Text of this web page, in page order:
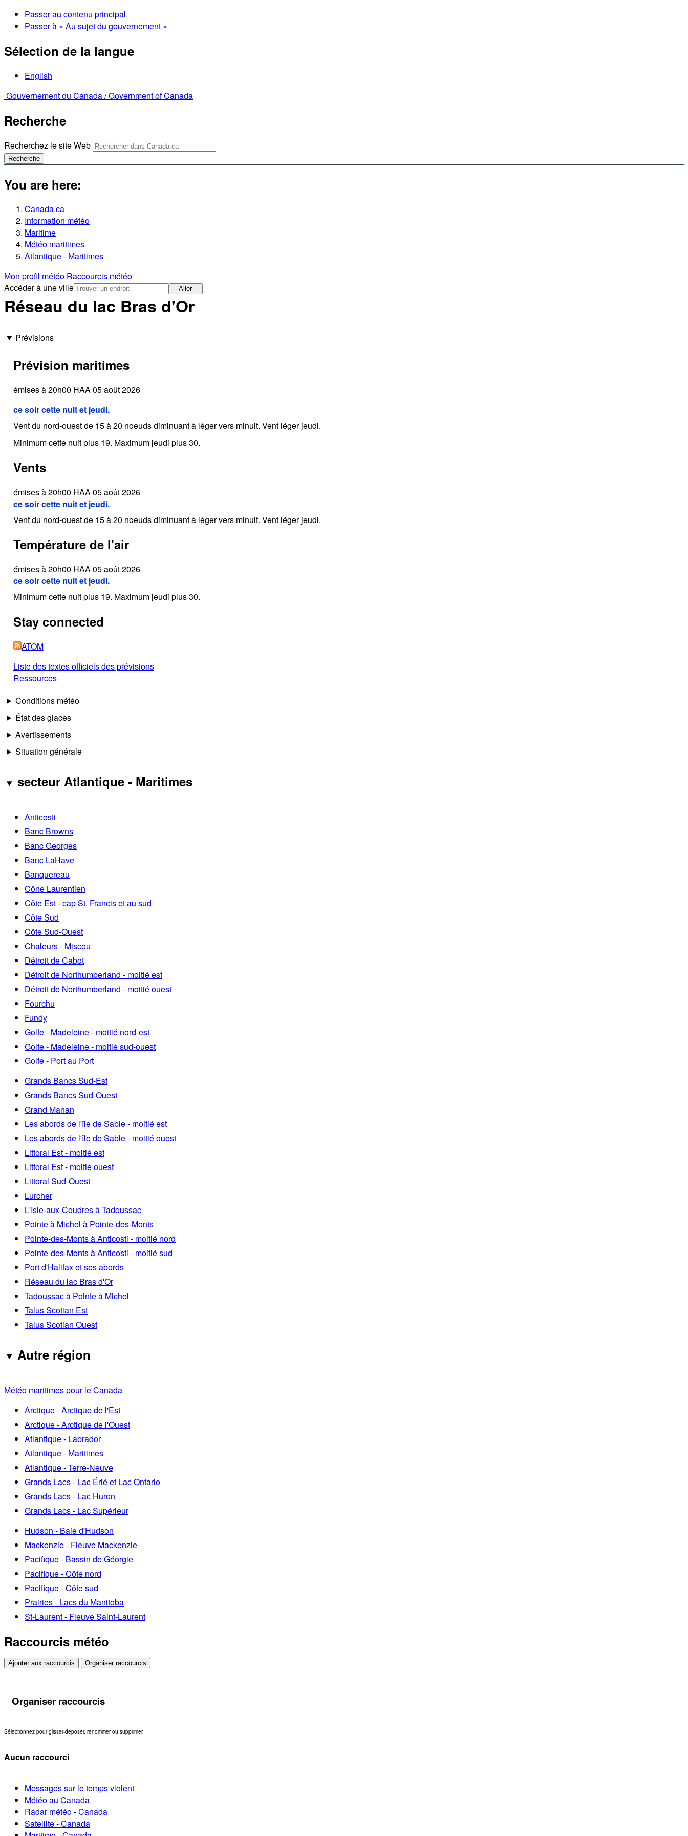
Passer au contenu principal
Passer à « Au sujet du gouvernement »
Sélection de la langue
English
Gouvernement du Canada /Government of Canada
Recherche
Recherchez le site Web
Recherche
You are here:
Canada.ca
Information météo
Maritime
Météo maritimes
Atlantique - Maritimes
Mon profil météo Raccourcis météo
Accéder à une ville
Aller
Réseau du lac Bras d'Or
Prévisions
Prévision maritimes
émises à 20h00 HAA 05 août 2026
ce soir cette nuit et jeudi.
Vent du nord-ouest de 15 à 20 noeuds diminuant à léger vers minuit. Vent léger jeudi.
Minimum cette nuit plus 19. Maximum jeudi plus 30.
Vents
émises à 20h00 HAA 05 août 2026
ce soir cette nuit et jeudi.
Vent du nord-ouest de 15 à 20 noeuds diminuant à léger vers minuit. Vent léger jeudi.
Température de l'air
émises à 20h00 HAA 05 août 2026
ce soir cette nuit et jeudi.
Minimum cette nuit plus 19. Maximum jeudi plus 30.
Stay connected
ATOM
Liste des textes officiels des prévisions
Ressources
Conditions météo
État des glaces
Avertissements
Situation générale
secteur Atlantique - Maritimes
Anticosti
Banc Browns
Banc Georges
Banc LaHave
Banquereau
Cône Laurentien
Côte Est - cap St. Francis et au sud
Côte Sud
Côte Sud-Ouest
Chaleurs - Miscou
Détroit de Cabot
Détroit de Northumberland - moitié est
Détroit de Northumberland - moitié ouest
Fourchu
Fundy
Golfe - Madeleine - moitié nord-est
Golfe - Madeleine - moitié sud-ouest
Golfe - Port au Port
Grands Bancs Sud-Est
Grands Bancs Sud-Ouest
Grand Manan
Les abords de l'île de Sable - moitié est
Les abords de l'île de Sable - moitié ouest
Littoral Est - moitié est
Littoral Est - moitié ouest
Littoral Sud-Ouest
Lurcher
L'Isle-aux-Coudres à Tadoussac
Pointe à Michel à Pointe-des-Monts
Pointe-des-Monts à Anticosti - moitié nord
Pointe-des-Monts à Anticosti - moitié sud
Port d'Halifax et ses abords
Réseau du lac Bras d'Or
Tadoussac à Pointe à Michel
Talus Scotian Est
Talus Scotian Ouest
Autre région
Météo maritimes pour le Canada
Arctique - Arctique de l'Est
Arctique - Arctique de l'Ouest
Atlantique - Labrador
Atlantique - Maritimes
Atlantique - Terre-Neuve
Grands Lacs - Lac Érié et Lac Ontario
Grands Lacs - Lac Huron
Grands Lacs - Lac Supérieur
Hudson - Baie d'Hudson
Mackenzie - Fleuve Mackenzie
Pacifique - Bassin de Géorgie
Pacifique - Côte nord
Pacifique - Côte sud
Prairies - Lacs du Manitoba
St-Laurent - Fleuve Saint-Laurent
Raccourcis météo
Ajouter aux raccourcis Organiser raccourcis
Organiser raccourcis
Sélectionnez pour glisser-déposer, renommer ou supprimer.
Aucun raccourci
Messages sur le temps violent
Météo au Canada
Radar météo - Canada
Satellite - Canada